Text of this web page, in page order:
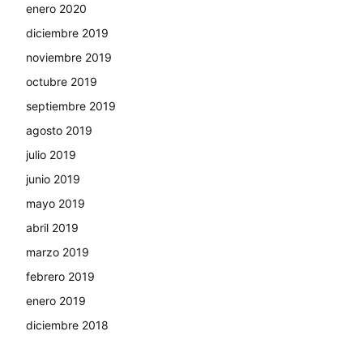
enero 2020
diciembre 2019
noviembre 2019
octubre 2019
septiembre 2019
agosto 2019
julio 2019
junio 2019
mayo 2019
abril 2019
marzo 2019
febrero 2019
enero 2019
diciembre 2018